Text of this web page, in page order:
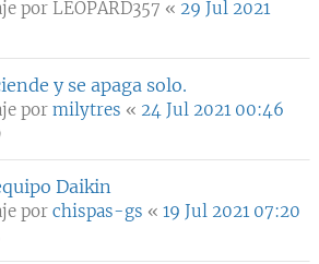
por LEOPARD357 « 29 Jul 2021
y se apaga solo.
por milytres « 24 Jul 2021 00:46
Daikin
por chispas-gs « 19 Jul 2021 07:20